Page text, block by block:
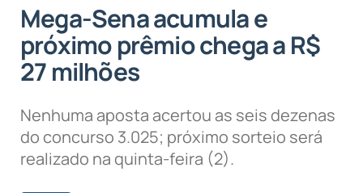
Mega-Sena acumula e
próximo prêmio chega a R$
27 milhões
Nenhuma aposta acertou as seis dezenas
do concurso 3.025; próximo sorteio será
realizado na quinta-feira (2).